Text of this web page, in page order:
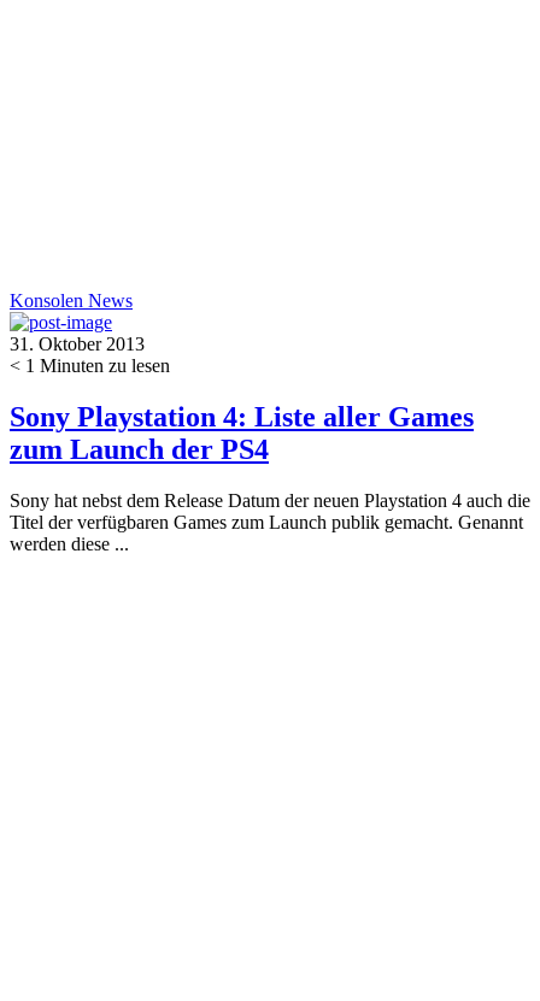
Konsolen News
31. Oktober 2013
< 1 Minuten zu lesen
Sony Playstation 4: Liste aller Games
zum Launch der PS4
Sony hat nebst dem Release Datum der neuen Playstation 4 auch die
Titel der verfügbaren Games zum Launch publik gemacht. Genannt
werden diese ...